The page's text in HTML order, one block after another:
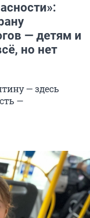
— детям и
но нет
— здесь
—